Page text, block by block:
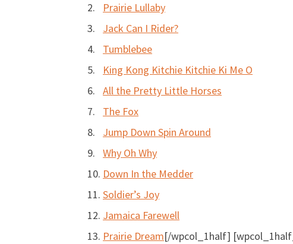
Prairie Lullaby
Jack Can I Rider?
Tumblebee
King Kong Kitchie Kitchie Ki Me O
All the Pretty Little Horses
The Fox
Jump Down Spin Around
Why Oh Why
Down In the Medder
Soldier’s Joy
Jamaica Farewell
Prairie Dream[/wpcol_1half]